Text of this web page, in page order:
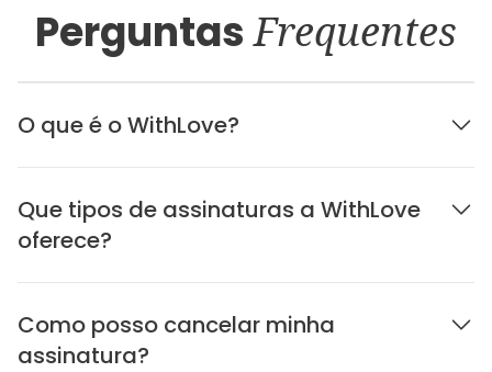
PerguntasFrequentes
O que é o WithLove?
Que tipos de assinaturas a WithLove
oferece?
Como posso cancelar minha
assinatura?